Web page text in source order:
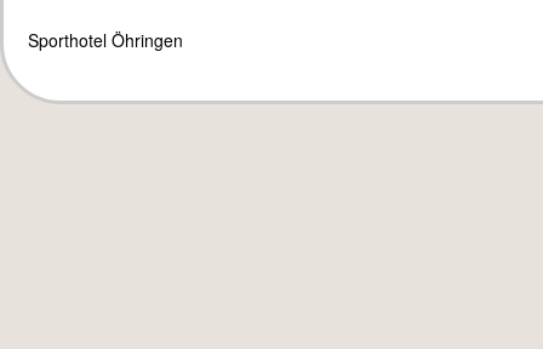
Sporthotel Öhringen